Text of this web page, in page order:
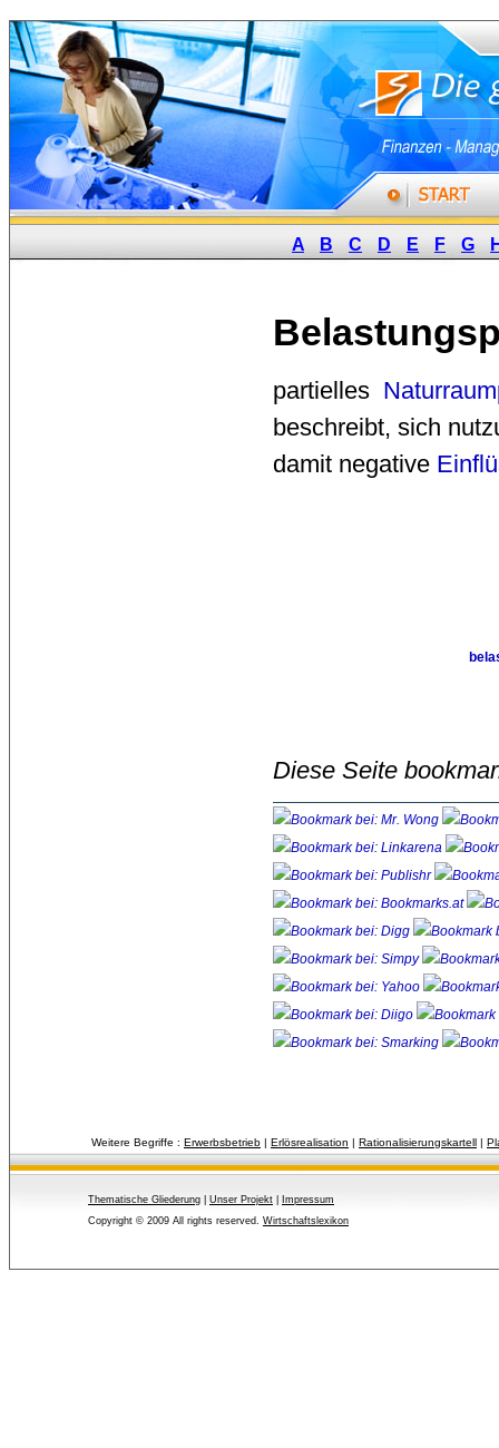
A B C D E F G
partielles
beschreibt, sich
damit negative
Diese Seite
Weitere Begriffe : Erwerbsbetrieb | Erlösrealisation | Rationalisierungskartell |
Thematische Gliederung Unser Projekt
Impressum
Copyright © 2009 All rights reserved. Wirtschaftslexikon